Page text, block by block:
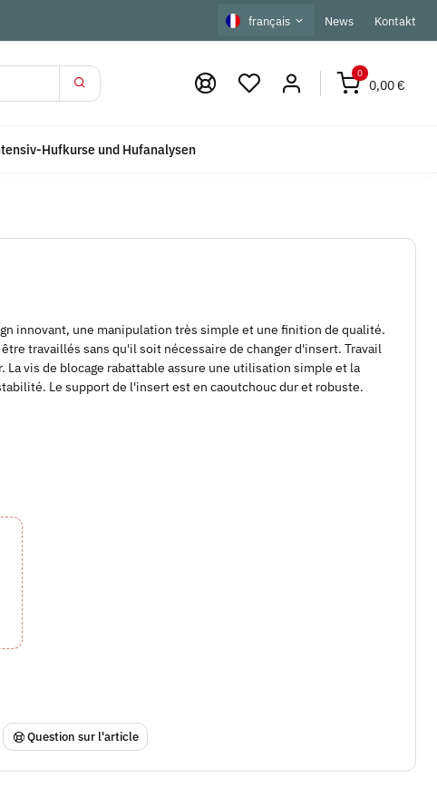
français News Kontakt
0
0,00 €
Hufkurse und Hufanalysen
innovant, une manipulation très simple et une finition de qualité.
travaillés sans qu'il soit nécessaire de changer d'insert. Travail
La vis de blocage rabattable assure une utilisation simple et la
Le support de l'insert est en caoutchouc dur et robuste.
Question sur l'article